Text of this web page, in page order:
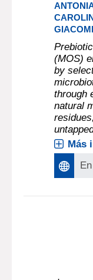
(MOS)
by
through
natural
Más